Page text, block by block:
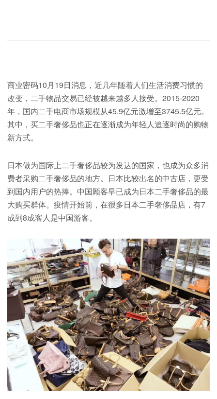
商业密码10月19日消息，近几年随着人们生活消费习惯的
改变，二手物品交易已经被越来越多人接受。2015-2020
年，国内二手电商市场规模从45.9亿元激增至3745.5亿元。
其中，买二手奢侈品也正在逐渐成为年轻人追逐时尚的购物
新方式。
日本做为国际上二手奢侈品较为发达的国家，也成为众多消
费者采购二手奢侈品的地方。日本比较出名的中古店，更受
到国内用户的热捧。中国顾客早已成为日本二手奢侈品的最
大购买群体。疫情开始前，在很多日本二手奢侈品店，有7
成到8成客人是中国游客。